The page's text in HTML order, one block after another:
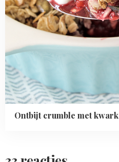
Ontbijt crumble met kwark